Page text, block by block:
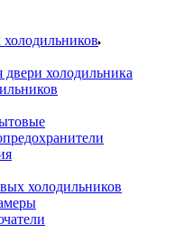
двери холодильника
холодильников